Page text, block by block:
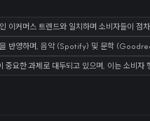
이커머스 트렌드와 일치하며 소비자들이 점
반영하며, 음악 (Spotify) 및 문학
요한 과제로 대두되고 있으며, 이는 소비자